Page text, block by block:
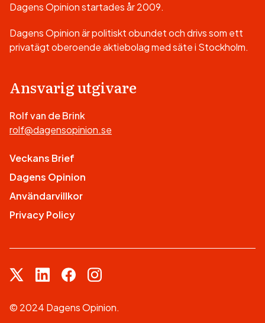
Dagens Opinion startades år 2009.
Dagens Opinion är politiskt obundet och drivs som ett
privatägt oberoende aktiebolag med säte i Stockholm.
Ansvarig utgivare
Rolf van de Brink
rolf@dagensopinion.se
Veckans Brief
Dagens Opinion
Användarvillkor
Privacy Policy
© 2024 Dagens Opinion.